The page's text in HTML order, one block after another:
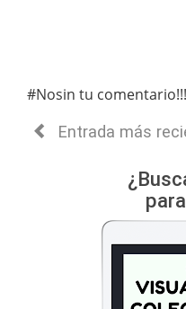
#Nosin tu
Entrada más